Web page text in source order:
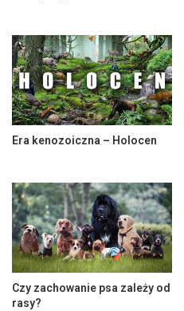
Era kenozoiczna – Holocen
Czy zachowanie psa zależy od
rasy?